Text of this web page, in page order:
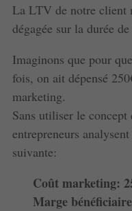
La LTV de notre client
dégagée sur la durée
Imaginons que pour
fois, on ait dépensé
marketing.
Sans utiliser le
entrepreneurs
suivante:
Coût marketing:
Marge